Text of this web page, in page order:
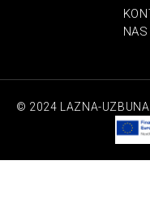
NAS
© 2024 LAZNA-UZBUNA.